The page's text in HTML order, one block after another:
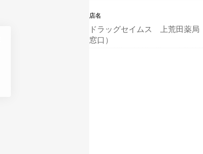
店名
ドラッグセイムス 上荒田薬局
窓口）